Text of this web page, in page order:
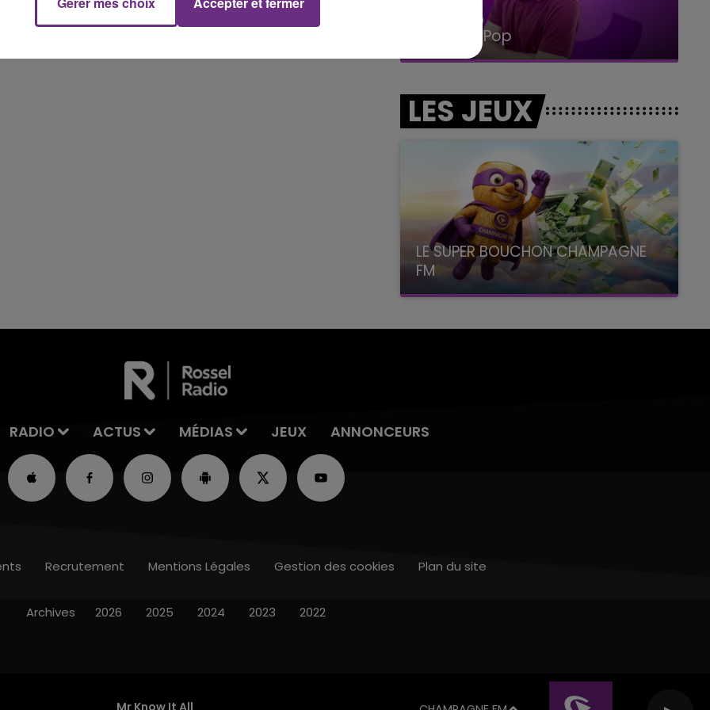
14h00 - 15h00
La Radio Pop
LES JEUX
LE SUPER BOUCHON CHAMPAGNE
FM
avec La Famille Champagne FM, à 8H10
RADIO ACTUS MÉDIAS JEUX ANNONCEURS
Mr Know It All
Recrutement Mentions Légales Gestion des cookies Plan du site
Archives 2026 2025 2024 2023 2022